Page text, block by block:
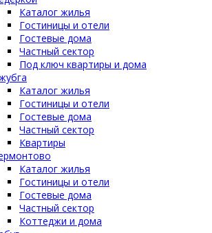
Каталог жилья
Гостиницы и отели
Гостевые дома
Частный сектор
Под ключ квартиры и дома
Каталог жилья
Гостиницы и отели
Гостевые дома
Частный сектор
Квартиры
Каталог жилья
Гостиницы и отели
Гостевые дома
Частный сектор
Коттеджи и дома